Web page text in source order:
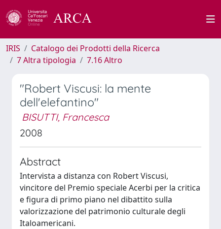
IRIS
Catalogo dei Prodotti della Ricerca
7 Altra tipologia
7.16 Altro
"Robert Viscusi: la mente
dell'elefantino"
BISUTTI, Francesca
2008
Abstract
Intervista a distanza con Robert Viscusi,
vincitore del Premio speciale Acerbi per la critica
e figura di primo piano nel dibattito sulla
valorizzazione del patrimonio culturale degli
Italoamericani.